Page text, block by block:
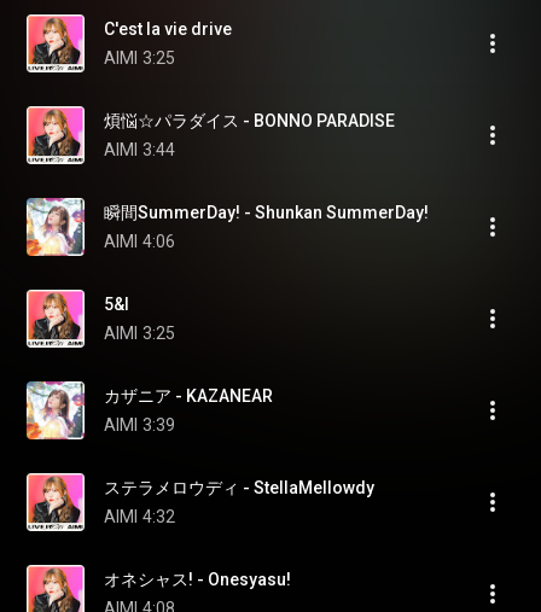
C'est la vie drive
AIMI 3:25
煩悩☆パラダイス - BONNO PARADISE
AIMI 3:44
瞬間SummerDay! - Shunkan SummerDay!
AIMI 4:06
5&I
AIMI 3:25
カザニア - KAZANEAR
AIMI 3:39
ステラメロウディ - StellaMellowdy
AIMI 4:32
オネシャス! - Onesyasu!